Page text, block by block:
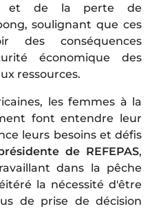
et de la perte de
soulignant que ces
des conséquences
économique des
ressources.
les femmes à la
font entendre leur
leurs besoins et défis
de REFEPAS,
dans la pêche
la nécessité d'être
de prise de décision